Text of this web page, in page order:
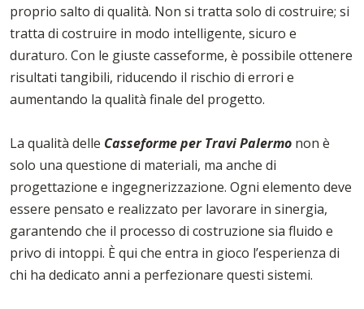
proprio salto di qualità. Non si tratta solo di costruire; si
tratta di costruire in modo intelligente, sicuro e
duraturo. Con le giuste casseforme, è possibile ottenere
risultati tangibili, riducendo il rischio di errori e
aumentando la qualità finale del progetto.
La qualità delle Casseforme per Travi Palermo non è
solo una questione di materiali, ma anche di
progettazione e ingegnerizzazione. Ogni elemento deve
essere pensato e realizzato per lavorare in sinergia,
garantendo che il processo di costruzione sia fluido e
privo di intoppi. È qui che entra in gioco l’esperienza di
chi ha dedicato anni a perfezionare questi sistemi.